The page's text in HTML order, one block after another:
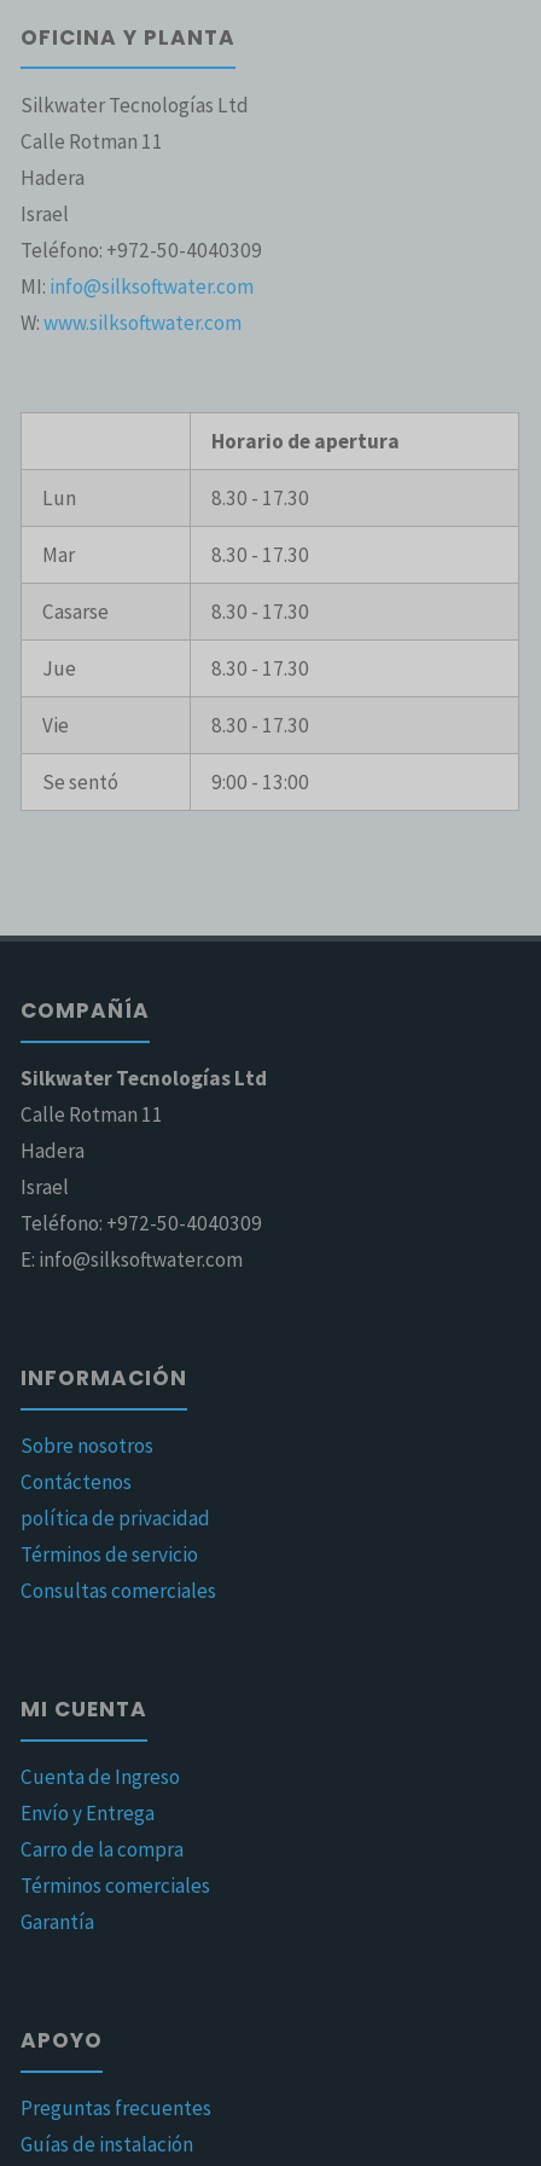
OFICINA Y PLANTA
Silkwater Tecnologías Ltd
Calle Rotman 11
Hadera
Israel
Teléfono: +972-50-4040309
MI: info@silksoftwater.com
W:www.silksoftwater.com
Horario de apertura
Lun 8.30 - 17.30
Mar 8.30 - 17.30
Casarse 8.30 - 17.30
Jue 8.30 - 17.30
Vie 8.30 - 17.30
Se sentó 9:00 - 13:00
COMPAÑÍA
Silkwater Tecnologías Ltd
Calle Rotman 11
Hadera
Israel
Teléfono: +972-50-4040309
E: info@silksoftwater.com
INFORMACIÓN
Sobre nosotros
Contáctenos
política de privacidad
Términos de servicio
Consultas comerciales
MI CUENTA
Cuenta de Ingreso
Envío y Entrega
Carro de la compra
Términos comerciales
Garantía
APOYO
Preguntas frecuentes
Guías de instalación